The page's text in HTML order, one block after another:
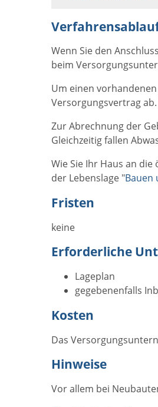
Wenn Sie den
beim
Um einen
Versorgungsvertrag
Zur Abrechnung der
Gleichzeitig fallen
Wie Sie Ihr Haus an
der Lebenslage "Bauen
Fristen
keine
Erforderliche
Lageplan
gegebenenfalls
Kosten
Das
Hinweise
Vor allem bei